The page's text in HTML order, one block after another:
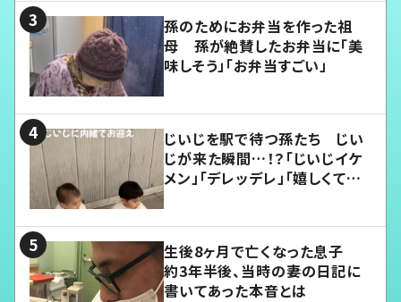
孫のためにお弁当を作った祖
母 孫が絶賛したお弁当に「美
味しそう」「お弁当すごい」
じいじを駅で待つ孫たち じい
じが来た瞬間…！？「じいじイケ
メン」「デレッデレ」「嬉しくて可
生後8ヶ月で亡くなった息子
約3年半後、当時の妻の日記に
書いてあった本音とは